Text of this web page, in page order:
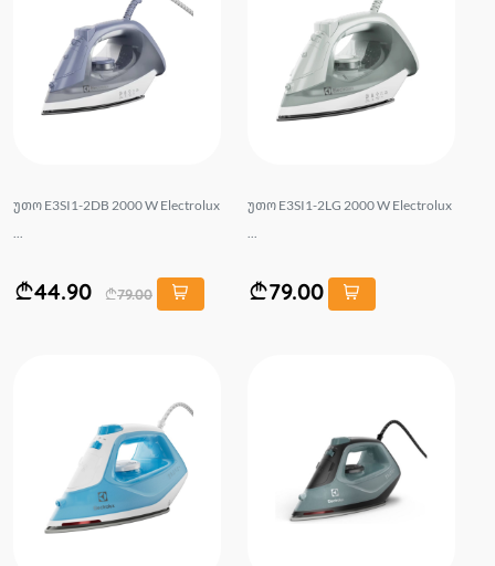
უთო E3SI1-2DB 2000 W Electrolux
44.90 79.00
უთო E3SI1-2LG 2000 W Electrolux
79.00